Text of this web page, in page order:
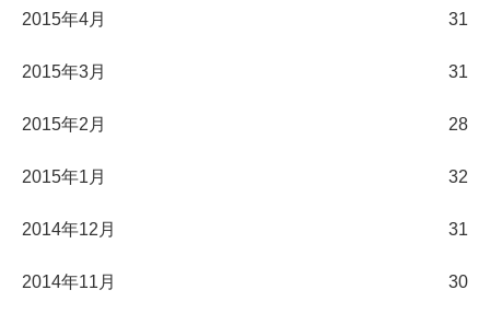
2015年4月 31
2015年3月 31
2015年2月 28
2015年1月 32
2014年12月 31
2014年11月 30